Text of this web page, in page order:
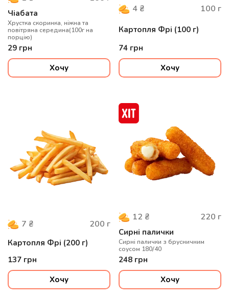
Чіабата
Хрустка скоринка, ніжна та
повітряна середина(100г на
порцію)
29 грн
Хочу
4 ₴ 100 г
Картопля Фрі (100 г)
74 грн
Хочу
7 ₴ 200 г
Картопля Фрі (200 г)
137 грн
Хочу
12 ₴ 220 г
Сирні палички
Сирні палички з брусничним
соусом 180/40
248 грн
Хочу